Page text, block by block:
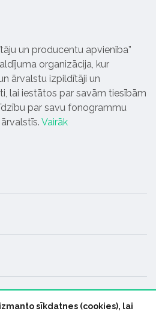
un producentu apvienība”
organizācija, kur
ārvalstu izpildītāji un
lai iestātos par savām tiesībām
par savu fonogrammu
Vairāk
sīkdatnes (cookies), lai